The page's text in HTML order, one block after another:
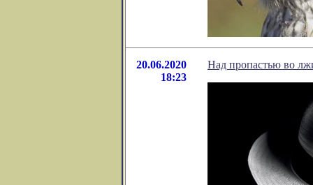
20.06.2020
18:23
Над пропастью во